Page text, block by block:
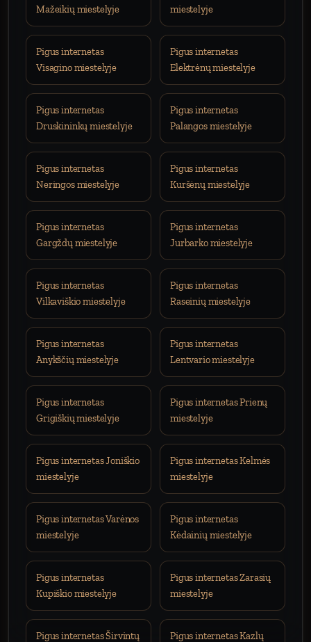
Mažeikių miestelyje
miestelyje
Pigus internetas
Visagino miestelyje
Pigus internetas
Elektrėnų miestelyje
Pigus internetas
Druskininkų miestelyje
Pigus internetas
Palangos miestelyje
Pigus internetas
Neringos miestelyje
Pigus internetas
Kuršėnų miestelyje
Pigus internetas
Gargždų miestelyje
Pigus internetas
Jurbarko miestelyje
Pigus internetas
Vilkaviškio miestelyje
Pigus internetas
Raseinių miestelyje
Pigus internetas
Anykščių miestelyje
Pigus internetas
Lentvario miestelyje
Pigus internetas
Grigiškių miestelyje
Pigus internetas Prienų
miestelyje
Pigus internetas Joniškio
miestelyje
Pigus internetas Kelmės
miestelyje
Pigus internetas Varėnos
miestelyje
Pigus internetas
Kėdainių miestelyje
Pigus internetas
Kupiškio miestelyje
Pigus internetas Zarasių
miestelyje
Pigus internetas Širvintų Pigus internetas Kazlų